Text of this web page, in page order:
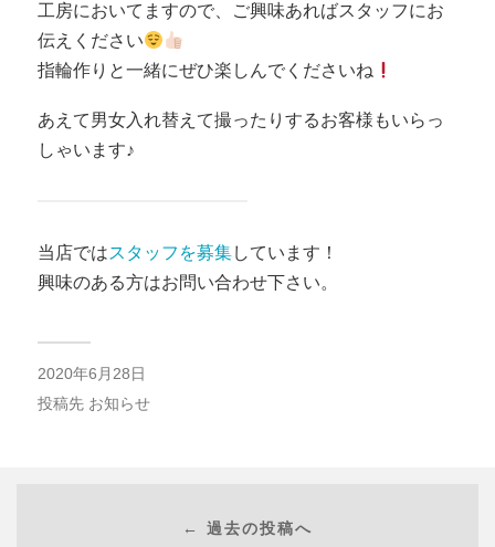
工房においてますので、ご興味あればスタッフにお
伝えください
指輪作りと一緒にぜひ楽しんでくださいね
あえて男女入れ替えて撮ったりするお客様もいらっ
しゃいます♪
当店ではスタッフを募集しています！
興味のある方はお問い合わせ下さい。
2020年6月28日
投稿先 お知らせ
← 過去の投稿へ